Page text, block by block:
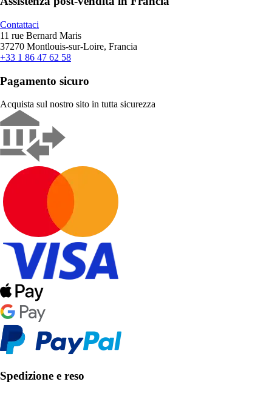
Contattaci
11 rue Bernard Maris
37270 Montlouis-sur-Loire, Francia
+33 1 86 47 62 58
Pagamento sicuro
Acquista sul nostro sito in tutta sicurezza
Spedizione e reso